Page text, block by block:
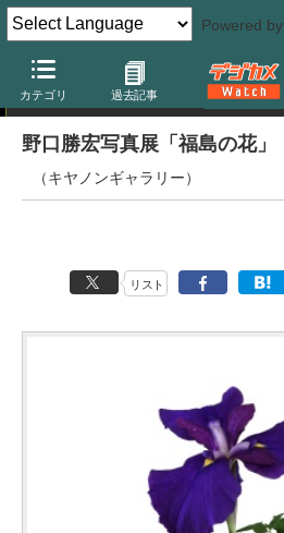
Powered by
カテゴリ 過去記事
写真展
野口勝宏写真展「福島の花」
（キヤノンギャラリー）
リスト